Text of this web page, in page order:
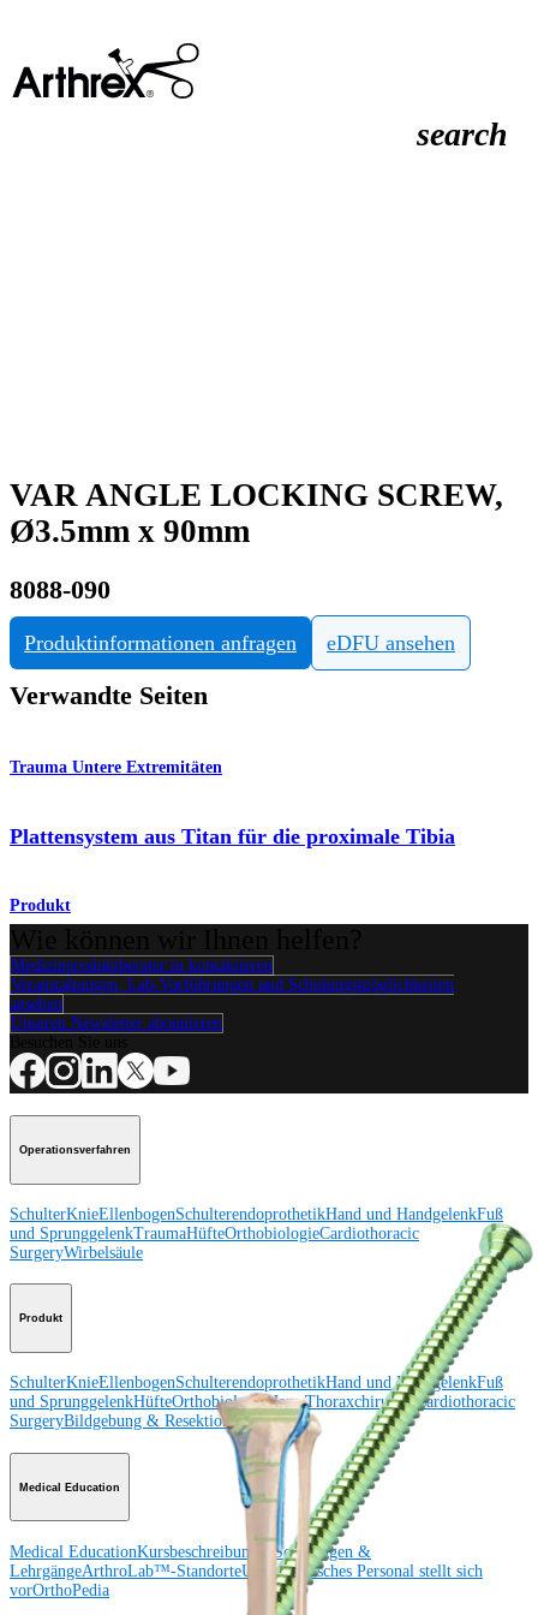
search
VAR ANGLE LOCKING SCREW,
Ø3.5mm x 90mm
8088-090
Produktinformationen anfragen eDFU ansehen
Verwandte Seiten
Trauma Untere Extremitäten
Plattensystem aus Titan für die proximale Tibia
Produkt
Medizinproduktberater:in kontaktieren
Veranstaltungen, Lab-Vorführungen und Schulungsmöglichkeiten
ansehen
Unseren Newsletter abonnieren
Operationsverfahren
SchulterKnieEllenbogenSchulterendoprothetikHand und HandgelenkFuß
und SprunggelenkTraumaHüfteOrthobiologieCardiothoracic
SurgeryWirbelsäule
Produkt
SchulterKnieEllenbogenSchulterendoprothetikHand und HandgelenkFuß
und SprunggelenkHüfteOrthobiologieHerz-ThoraxchirurgieCardiothoracic
SurgeryBildgebung & Resektion
Medical Education
Medical EducationKursbeschreibungen Schulungen &
LehrgängeArthroLab™-StandorteUnser klinisches Personal stellt sich
vorOrthoPedia